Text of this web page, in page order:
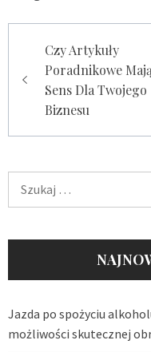
wpisuCzy Artykuły
Poradnikowe Mają
Sens Dla Twojego
Biznesu
Jazda po spożyciu
możliwości skutecznej